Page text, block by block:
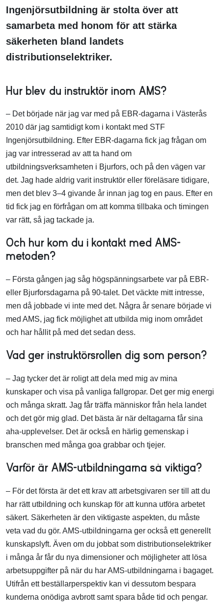
Ingenjörsutbildning är stolta över att
samarbeta med honom för att stärka
säkerheten bland landets
distributionselektriker.​
Hur blev du instruktör inom AMS?
– Det började när jag var med på EBR-dagarna i Västerås
2010 där jag samtidigt kom i kontakt med STF
Ingenjörsutbildning. Efter EBR-dagarna fick jag frågan om
jag var intresserad av att ta hand om
utbildningsverksamheten i Bjurfors, och på den vägen var
det. Jag hade aldrig varit instruktör eller föreläsare tidigare,
men det blev 3–4 givande år innan jag tog en paus. Efter en
tid fick jag en förfrågan om att komma tillbaka och timingen
var rätt, så jag tackade ja.
Och hur kom du i kontakt med AMS-
metoden?
– Första gången jag såg högspänningsarbete var på EBR-
eller Bjurforsdagarna på 90-talet. Det väckte mitt intresse,
men då jobbade vi inte med det. Några år senare började vi
med AMS, jag fick möjlighet att utbilda mig inom området
och har hållit på med det sedan dess.
Vad ger instruktörsrollen dig som person?
– Jag tycker det är roligt att dela med mig av mina
kunskaper och visa på vanliga fallgropar. Det ger mig energi
och många skratt. Jag får träffa människor från hela landet
och det gör mig glad. Det bästa är när deltagarna får sina
aha-upplevelser. Det är också en härlig gemenskap i
branschen med många goa grabbar och tjejer.
Varför är AMS-utbildningarna så viktiga?
– För det första är det ett krav att arbetsgivaren ser till att du
har rätt utbildning och kunskap för att kunna utföra arbetet
säkert. Säkerheten är den viktigaste aspekten, du måste
veta vad du gör. AMS-utbildningarna ger också ett generellt
kunskapslyft. Även om du jobbat som distributionselektriker
i många år får du nya dimensioner och möjligheter att lösa
arbetsuppgifter på när du har AMS-utbildningarna i bagaget.
Utifrån ett beställarperspektiv kan vi dessutom bespara
kunderna onödiga avbrott samt spara både tid och pengar.